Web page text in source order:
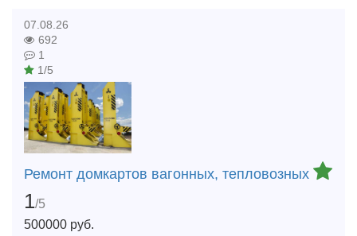
07.08.26
692
1
1/5
Ремонт домкартов вагонных, тепловозных
1/5
500000 руб.